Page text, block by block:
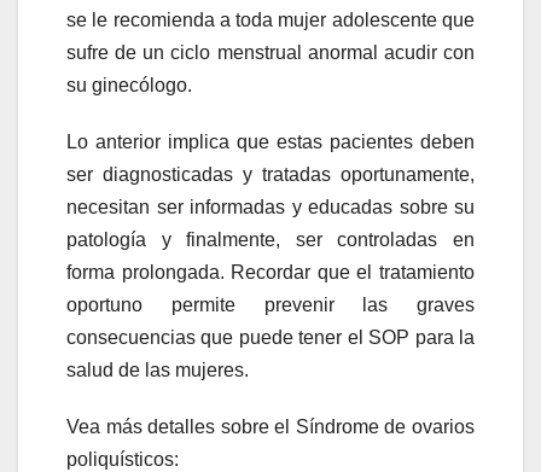
se le recomienda a toda mujer adolescente que
sufre de un ciclo menstrual anormal acudir con
su ginecólogo.
Lo anterior implica que estas pacientes deben
ser diagnosticadas y tratadas oportunamente,
necesitan ser informadas y educadas sobre su
patología y finalmente, ser controladas en
forma prolongada. Recordar que el tratamiento
oportuno permite prevenir las graves
consecuencias que puede tener el SOP para la
salud de las mujeres.
Vea más detalles sobre el Síndrome de ovarios
poliquísticos: